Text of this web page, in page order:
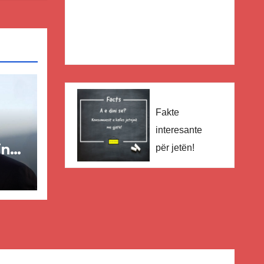
Fakte
interesante
për jetën!